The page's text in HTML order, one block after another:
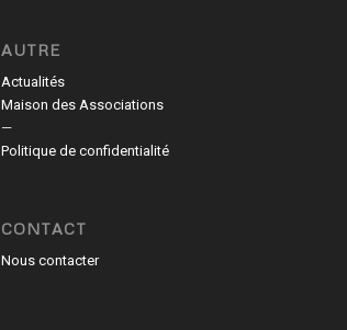
AUTRE
Actualités
Maison des Associations
—
Politique de confidentialité
CONTACT
Nous contacter